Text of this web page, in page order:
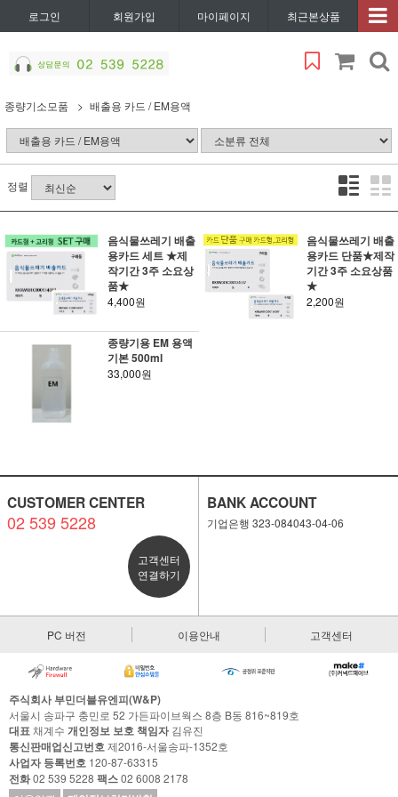
로그인 회원가입 마이페이지 최근본상품
종량기소모품 배출용 카드 / EM용액
정렬
음식물쓰레기 배출
용카드 세트 ★제
작기간 3주 소요상
품★
4,400원
음식물쓰레기 배출
용카드 단품★제작
기간 3주 소요상품
★
2,200원
종량기용 EM 용액
기본 500ml
33,000원
CUSTOMER CENTER
02 539 5228
고객센터
연결하기
BANK ACCOUNT
기업은행 323-084043-04-06
PC 버전 이용안내 고객센터
주식회사 부민더블유엔피(W&P)
서울시 송파구 충민로 52 가든파이브웍스 8층 B동 816~819호
대표채계수 개인정보 보호 책임자김유진
통신판매업신고번호제2016-서울송파-1352호
사업자 등록번호 120-87-63315
전화02 539 5228 팩스02 6008 2178